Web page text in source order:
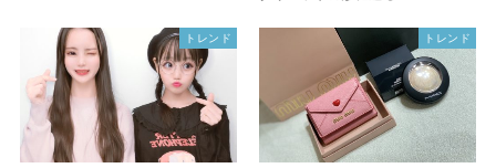
トレンド トレンド